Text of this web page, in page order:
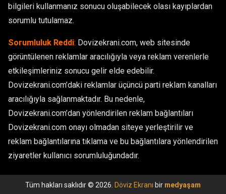
bilgileri kullanmanız sonucu oluşabilecek olası kayıplardan
sorumlu tutulamaz.
Sorumluluk Reddi: Dovizekrani.com, web sitesinde
görüntülenen reklamlar aracılığıyla veya reklam verenlerle
etkileşimleriniz sonucu gelir elde edebilir.
Dovizekrani.com’daki reklamlar üçüncü parti reklam kanalları
aracılığıyla sağlanmaktadır. Bu nedenle,
Dovizekrani.com’dan yönlendirilen reklam bağlantıları
Dovizekrani.com onayı olmadan siteye yerleştirilir ve
reklam bağlantılarına tıklama ve bu bağlantılara yönlendirilen
ziyaretler kullanıcı sorumluluğundadır.
Tüm hakları saklıdır © 2026. Döviz Ekranı bir medyaşam